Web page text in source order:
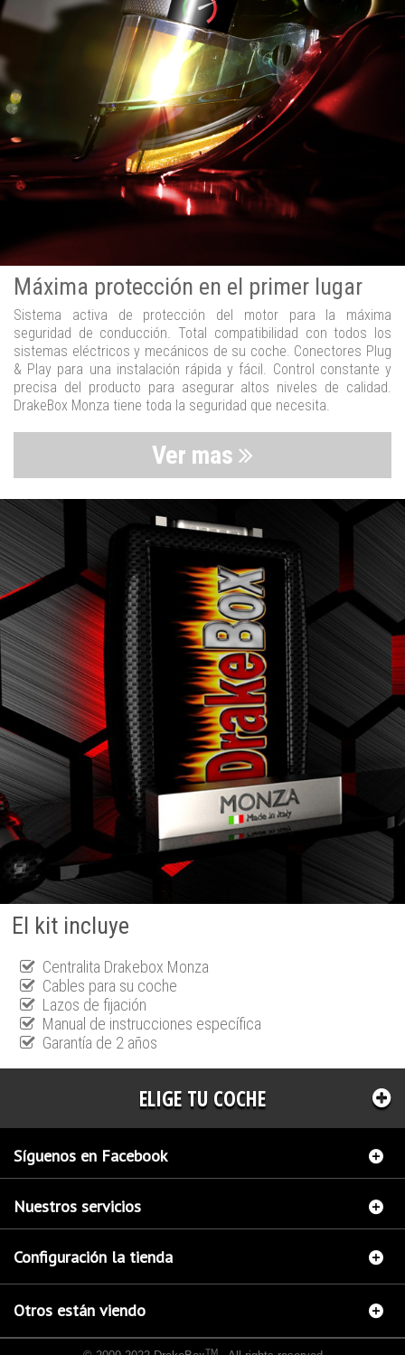
Máxima protección en el primer lugar
Sistema activa de protección del motor para la máxima
seguridad de conducción. Total compatibilidad con todos los
sistemas eléctricos y mecánicos de su coche. Conectores Plug
& Play para una instalación rápida y fácil. Control constante y
precisa del producto para asegurar altos niveles de calidad.
DrakeBox Monza tiene toda la seguridad que necesita.
Ver mas
El kit incluye
Centralita Drakebox Monza
Cables para su coche
Lazos de fijación
Manual de instrucciones específica
Garantía de 2 años
ELIGE TU COCHE
Síguenos en Facebook
Nuestros servicios
Configuración la tienda
Otros están viendo
TM